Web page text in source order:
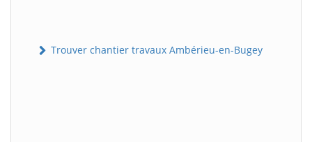
Trouver chantier travaux Ambérieu-en-Bugey